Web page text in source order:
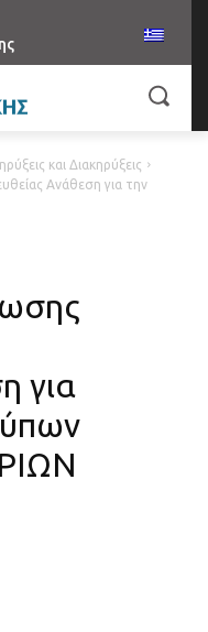
και Διακηρύξεις
Ανάθεση για την
για